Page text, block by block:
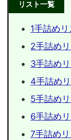
リスト一覧
1手詰めリ
2手詰め
3手詰め
4手詰め
5手詰め
6手詰め
7手詰めリ